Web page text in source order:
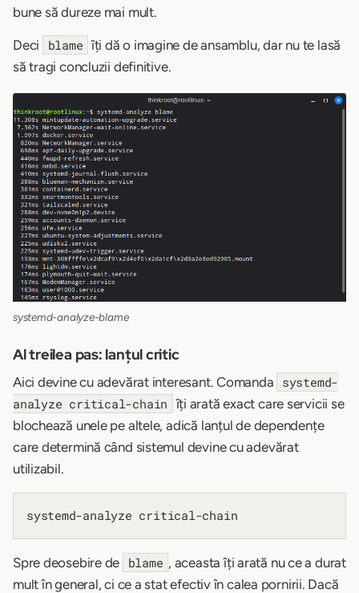
bune să dureze mai mult.
Deci blame îți dă o imagine de ansamblu, dar nu te lasă
să tragi concluzii definitive.
systemd-analyze-blame
Al treilea pas: lanțul critic
Aici devine cu adevărat interesant. Comanda
systemd-
analyze critical-chain îți arată exact care servicii se
blochează unele pe altele, adică lanțul de dependențe
care determină când sistemul devine cu adevărat
utilizabil.
Spre deosebire de blame , aceasta îți arată nu ce a durat
mult în general, ci ce a stat efectiv în calea pornirii. Dacă